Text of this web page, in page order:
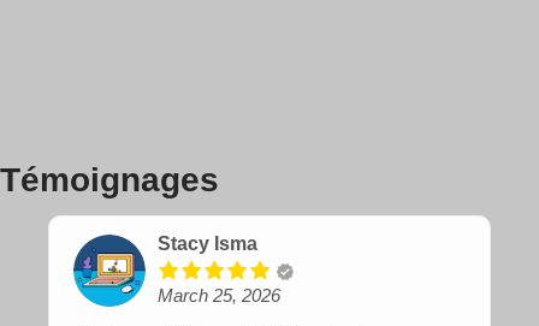
Témoignages
Stacy Isma
March 25, 2026